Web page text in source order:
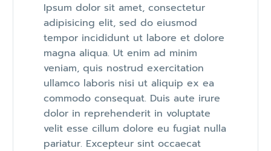
Ipsum dolor sit amet, consectetur
adipisicing elit, sed do eiusmod
tempor incididunt ut labore et dolore
magna aliqua. Ut enim ad minim
veniam, quis nostrud exercitation
ullamco laboris nisi ut aliquip ex ea
commodo consequat. Duis aute irure
dolor in reprehenderit in voluptate
velit esse cillum dolore eu fugiat nulla
pariatur. Excepteur sint occaecat